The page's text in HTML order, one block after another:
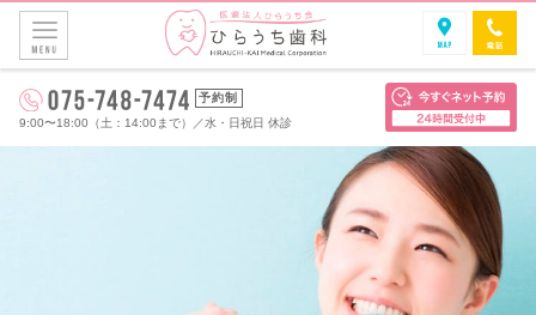
予約制
9:00〜18:00（土：14:00まで）
／水・日祝日 休診